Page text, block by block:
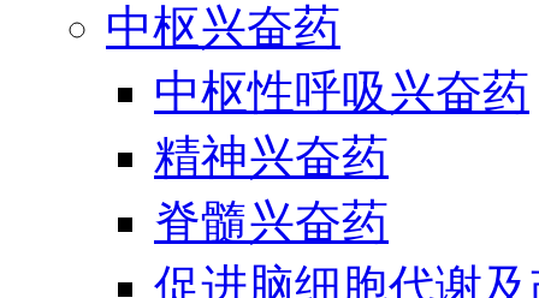
中枢兴奋药
中枢性呼吸兴奋药
精神兴奋药
脊髓兴奋药
促进脑细胞代谢